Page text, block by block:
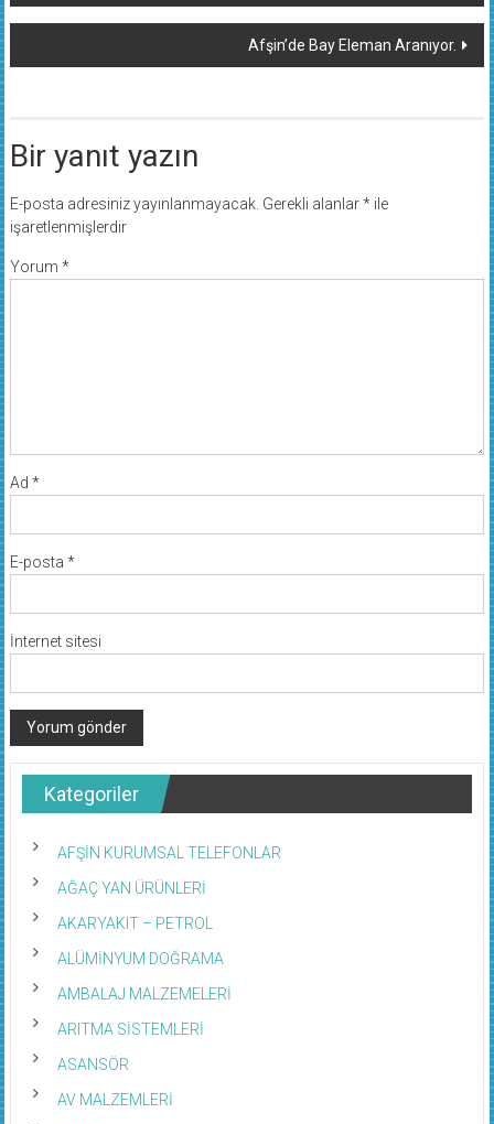
dolaşımı
Afşin’de Bay Eleman Aranıyor.
Bir yanıt yazın
E-posta adresiniz yayınlanmayacak. Gerekli alanlar*ile
işaretlenmişlerdir
Yorum *
Ad *
E-posta *
İnternet sitesi
Kategoriler
AFŞİN KURUMSAL TELEFONLAR
AĞAÇ YAN ÜRÜNLERİ
AKARYAKIT – PETROL
ALÜMİNYUM DOĞRAMA
AMBALAJ MALZEMELERİ
ARITMA SİSTEMLERİ
ASANSÖR
AV MALZEMLERİ